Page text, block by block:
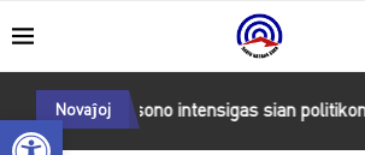
Open toolbar
Novaĵoj
Usono intensigas sian politikon